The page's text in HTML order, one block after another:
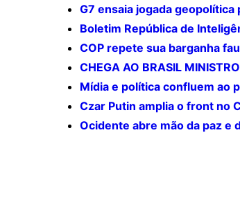
G7 ensaia jogada
Boletim República de
COP repete sua barganha
CHEGA AO BRASIL
Mídia e política confluem ao
Czar Putin amplia o front no
Ocidente abre mão da paz e